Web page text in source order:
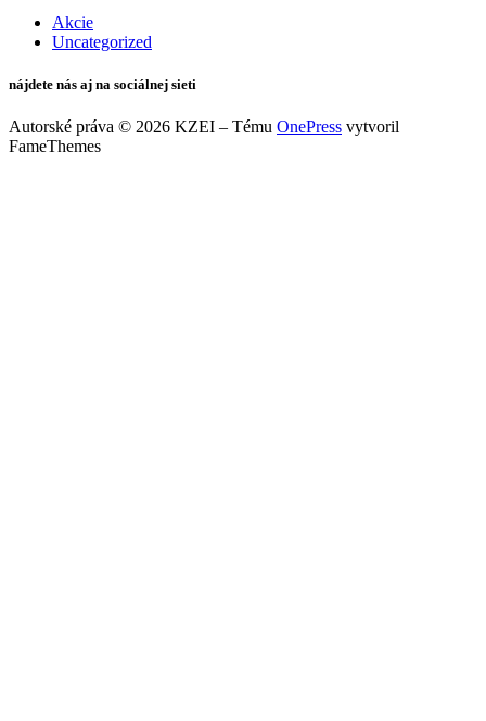
Akcie
Uncategorized
nájdete nás aj na sociálnej sieti
Autorské práva © 2026 KZEI – Tému OnePress vytvoril
FameThemes